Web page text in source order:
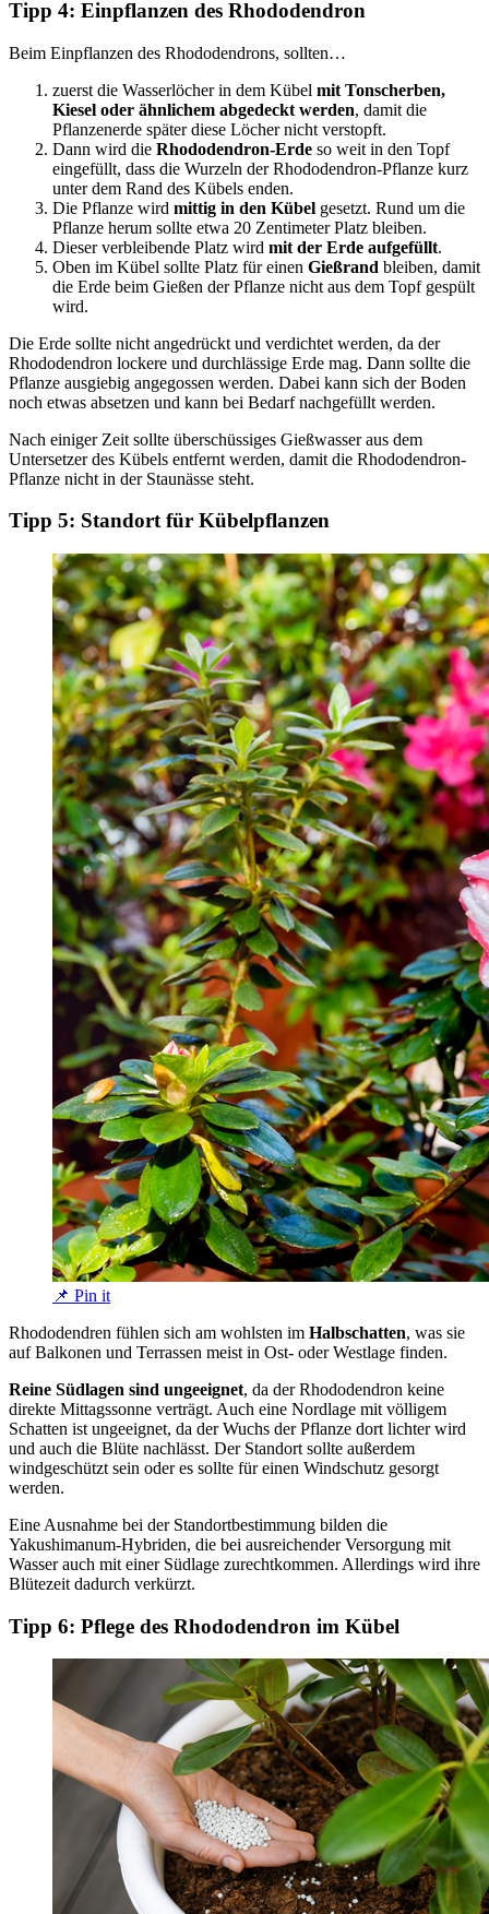
Tipp 4: Einpflanzen des Rhododendron
Beim Einpflanzen des Rhododendrons, sollten…
zuerst die Wasserlöcher in dem Kübel mit Tonscherben,
Kiesel oder ähnlichem abgedeckt werden, damit die
Pflanzenerde später diese Löcher nicht verstopft.
Dann wird die Rhododendron-Erde so weit in den Topf
eingefüllt, dass die Wurzeln der Rhododendron-Pflanze kurz
unter dem Rand des Kübels enden.
Die Pflanze wird mittig in den Kübel gesetzt. Rund um die
Pflanze herum sollte etwa 20 Zentimeter Platz bleiben.
Dieser verbleibende Platz wird mit der Erde aufgefüllt.
Oben im Kübel sollte Platz für einen Gießrand bleiben, damit
die Erde beim Gießen der Pflanze nicht aus dem Topf gespült
wird.
Die Erde sollte nicht angedrückt und verdichtet werden, da der
Rhododendron lockere und durchlässige Erde mag. Dann sollte die
Pflanze ausgiebig angegossen werden. Dabei kann sich der Boden
noch etwas absetzen und kann bei Bedarf nachgefüllt werden.
Nach einiger Zeit sollte überschüssiges Gießwasser aus dem
Untersetzer des Kübels entfernt werden, damit die Rhododendron-
Pflanze nicht in der Staunässe steht.
Tipp 5: Standort für Kübelpflanzen
📌 Pin it
Rhododendren fühlen sich am wohlsten im Halbschatten, was sie
auf Balkonen und Terrassen meist in Ost- oder Westlage finden.
Reine Südlagen sind ungeeignet, da der Rhododendron keine
direkte Mittagssonne verträgt. Auch eine Nordlage mit völligem
Schatten ist ungeeignet, da der Wuchs der Pflanze dort lichter wird
und auch die Blüte nachlässt. Der Standort sollte außerdem
windgeschützt sein oder es sollte für einen Windschutz gesorgt
werden.
Eine Ausnahme bei der Standortbestimmung bilden die
Yakushimanum-Hybriden, die bei ausreichender Versorgung mit
Wasser auch mit einer Südlage zurechtkommen. Allerdings wird ihre
Blütezeit dadurch verkürzt.
Tipp 6: Pflege des Rhododendron im Kübel